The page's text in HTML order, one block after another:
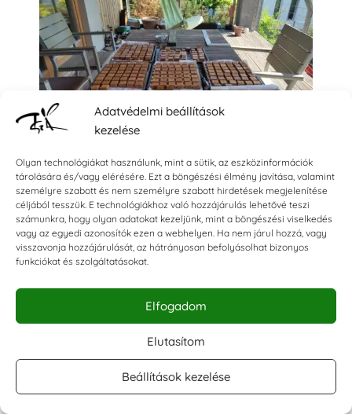
Adatvédelmi beállítások
kezelése
Olyan technológiákat használunk, mint a sütik, az eszközinformációk
tárolására és/vagy elérésére. Ezt a böngészési élmény javítása, valamint
személyre szabott és nem személyre szabott hirdetések megjelenítése
céljából tesszük. E technológiákhoz való hozzájárulás lehetővé teszi
számunkra, hogy olyan adatokat kezeljünk, mint a böngészési viselkedés
vagy az egyedi azonosítók ezen a webhelyen. Ha nem járul hozzá, vagy
visszavonja hozzájárulását, az hátrányosan befolyásolhat bizonyos
funkciókat és szolgáltatásokat.
Elfogadom
Elutasítom
Beállítások kezelése
Ovisjeles ruhajelölő
pecsétek
Augusztusban jöttek azovisruha megjelölő felkérések.
Ez a kis ovisjellel ellátottnyomdaaz anyukák életét
könnyíti meg, rápecsételik a ruhára levasalják, és
mosható is mosógépben a megjelölt textil.